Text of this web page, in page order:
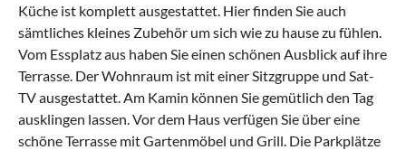
Küche ist komplett ausgestattet. Hier finden Sie auch
sämtliches kleines Zubehör um sich wie zu hause zu fühlen.
Vom Essplatz aus haben Sie einen schönen Ausblick auf ihre
Terrasse. Der Wohnraum ist mit einer Sitzgruppe und Sat-
TV ausgestattet. Am Kamin können Sie gemütlich den Tag
ausklingen lassen. Vor dem Haus verfügen Sie über eine
schöne Terrasse mit Gartenmöbel und Grill. Die Parkplätze